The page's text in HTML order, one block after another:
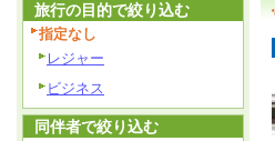
旅行の目的で絞り込む
指定なし
レジャー
ビジネス
同伴者で絞り込む